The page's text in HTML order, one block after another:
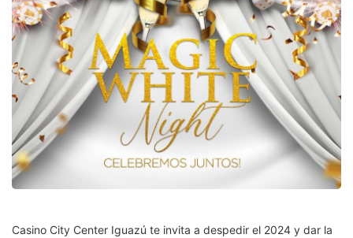
Casino City Center Iguazú te invita a despedir el 2024 y dar la